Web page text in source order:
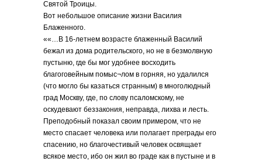
Святой Троицы.
Вот небольшое описание жизни Василия
Блаженного.
««…В 16-летнем возрасте блаженный Василий
бежал из дома родительского, но не в безмолвную
пустыню, где бы мог удобнее восходить
благоговейным помыс¬лом в горняя, но удалился
(что могло бы казаться странным) в многолюдный
град Москву, где, по слову псаломскому, не
оскудевают беззакония, неправда, лихва и лесть.
Преподобный показал своим примером, что не
место спасает человека или полагает преграды его
спасению, но благочестивый человек освящает
всякое место, ибо он жил во граде как в пустыне и в